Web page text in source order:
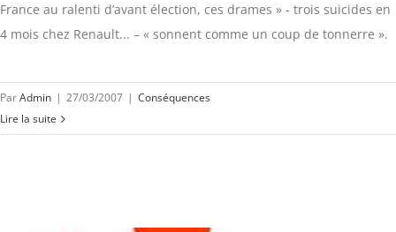
France au ralenti d’avant élection, ces drames » - trois suicides en
4 mois chez Renault... – « sonnent comme un coup de tonnerre ».
ParAdmin | 27/03/2007 | Conséquences
Lire la suite